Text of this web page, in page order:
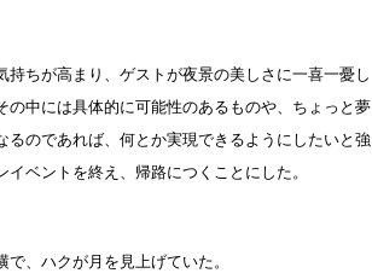
ちが高まり、ゲストが夜景の美しさに一喜一憂し
中には具体的に可能性のあるものや、ちょっと夢
のであれば、何とか実現できるようにしたいと強
ベントを終え、帰路につくことにした。
、ハクが月を見上げていた。